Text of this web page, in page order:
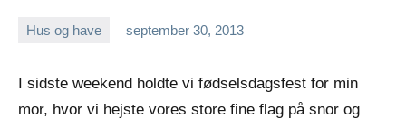
Hus og have september 30, 2013
I sidste weekend holdte vi fødselsdagsfest for min
mor, hvor vi hejste vores store fine flag på snor og